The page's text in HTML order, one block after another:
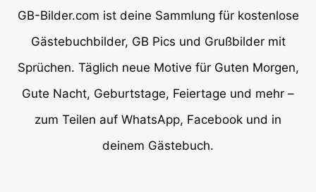
GB-Bilder.com ist deine Sammlung für kostenlose
Gästebuchbilder, GB Pics und Grußbilder mit
Sprüchen. Täglich neue Motive für Guten Morgen,
Gute Nacht, Geburtstage, Feiertage und mehr –
zum Teilen auf WhatsApp, Facebook und in
deinem Gästebuch.